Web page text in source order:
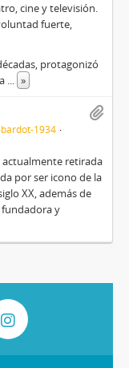
cine y televisión.​
fuerte,
protagonizó
... »
1934
actualmente retirada
por ser icono de la
XX, además de
fundadora y